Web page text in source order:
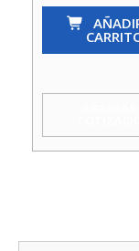
X
X